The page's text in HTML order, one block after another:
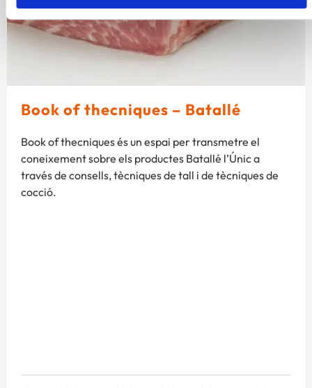
Book of thecniques – Batallé
Book of thecniques és un espai per transmetre el
coneixement sobre els productes Batallé l’Únic a
través de consells, tècniques de tall i de tècniques de
cocció.